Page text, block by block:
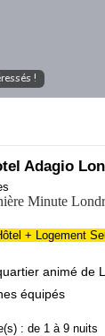
!
Adagio
+ Logement
animé de
équipés
: de 1 à 9 nuits